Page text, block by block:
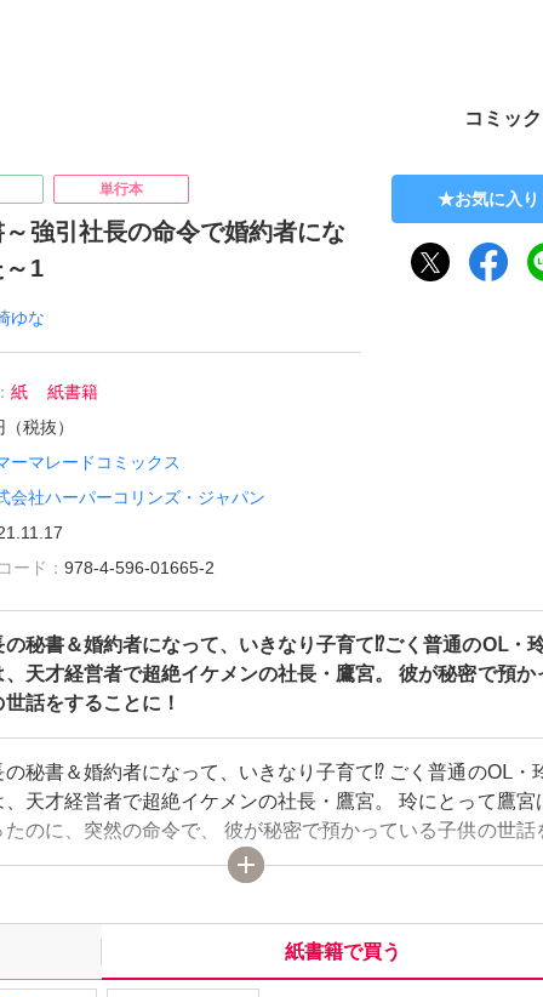
コミック
単行本
強引社長の命令で婚約者にな
～1
ゆな
紙
紙書籍
税抜）
ーマレードコミックス
会社ハーパーコリンズ・ジャパン
ード： 978-4-596-01665-2
お気に入り
秘書＆婚約者になって、いきなり子育て⁉ごく普通のOⅬ・
天才経営者で超絶イケメンの社長・鷹宮。 彼が秘密で預か
話をすることに！
秘書＆婚約者になって、いきなり子育て⁉ ごく普通のOⅬ・
天才経営者で超絶イケメンの社長・鷹宮。 玲にとって鷹宮
のに、突然の命令で、 彼が秘密で預かっている子供の世話
さらには周囲に怪しまれないように秘書兼婚約者のふりもし
宮との生活では、手加減なしに迫られたり、 大人の色気た
紙書籍で買う